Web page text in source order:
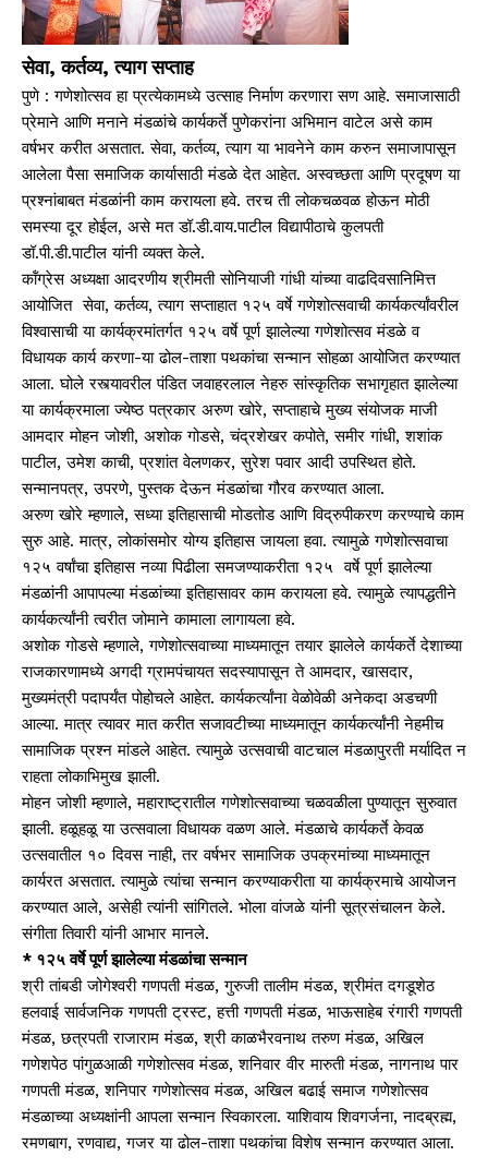
सेवा, कर्तव्य, त्याग सप्ताह
पुणे : गणेशोत्सव हा प्रत्येकामध्ये उत्साह निर्माण करणारा सण आहे. समाजासाठी
प्रेमाने आणि मनाने मंडळांचे कार्यकर्ते पुणेकरांना अभिमान वाटेल असे काम
वर्षभर करीत असतात. सेवा, कर्तव्य, त्याग या भावनेने काम करुन समाजापासून
आलेला पैसा समाजिक कार्यासाठी मंडळे देत आहेत. अस्वच्छता आणि प्रदूषण या
प्रश्नांबाबत मंडळांनी काम करायला हवे. तरच ती लोकचळवळ होऊन मोठी
समस्या दूर होईल, असे मत डॉ.डी.वाय.पाटील विद्यापीठाचे कुलपती
डॉ.पी.डी.पाटील यांनी व्यक्त केले.
कॉंग्रेस अध्यक्षा आदरणीय श्रीमती सोनियाजी गांधी यांच्या वाढदिवसानिमित्त
आयोजित सेवा, कर्तव्य, त्याग सप्ताहात १२५ वर्षे गणेशोत्सवाची कार्यकर्त्यांवरील
विश्वासाची या कार्यक्रमांतर्गत १२५ वर्षे पूर्ण झालेल्या गणेशोत्सव मंडळे व
विधायक कार्य करणा-या ढोल-ताशा पथकांचा सन्मान सोहळा आयोजित करण्यात
आला. घोले रस्त्यावरील पंडित जवाहरलाल नेहरु सांस्कृतिक सभागृहात झालेल्या
या कार्यक्रमाला ज्येष्ठ पत्रकार अरुण खोरे, सप्ताहाचे मुख्य संयोजक माजी
आमदार मोहन जोशी, अशोक गोडसे, चंद्रशेखर कपोते, समीर गांधी, शशांक
पाटील, उमेश काची, प्रशांत वेलणकर, सुरेश पवार आदी उपस्थित होते.
सन्मानपत्र, उपरणे, पुस्तक देऊन मंडळांचा गौरव करण्यात आला.
अरुण खोरे म्हणाले, सध्या इतिहासाची मोडतोड आणि विद्रुपीकरण करण्याचे काम
सुरु आहे. मात्र, लोकांसमोर योग्य इतिहास जायला हवा. त्यामुळे गणेशोत्सवाचा
१२५ वर्षांचा इतिहास नव्या पिढीला समजण्याकरीता १२५ वर्षे पूर्ण झालेल्या
मंडळांनी आपापल्या मंडळांच्या इतिहासावर काम करायला हवे. त्यामुळे त्यापद्धतीने
कार्यकर्त्यांनी त्वरीत जोमाने कामाला लागायला हवे.
अशोक गोडसे म्हणाले, गणेशोत्सवाच्या माध्यमातून तयार झालेले कार्यकर्ते देशाच्या
राजकारणामध्ये अगदी ग्रामपंचायत सदस्यापासून ते आमदार, खासदार,
मुख्यमंत्री पदापर्यंत पोहोचले आहेत. कार्यकर्त्यांना वेळोवेळी अनेकदा अडचणी
आल्या. मात्र त्यावर मात करीत सजावटीच्या माध्यमातून कार्यकर्त्यांनी नेहमीच
सामाजिक प्रश्न मांडले आहेत. त्यामुळे उत्सवाची वाटचाल मंडळापुरती मर्यादित न
राहता लोकाभिमुख झाली.
मोहन जोशी म्हणाले, महाराष्ट्रातील गणेशोत्सवाच्या चळवळीला पुण्यातून सुरुवात
झाली. हळूहळू या उत्सवाला विधायक वळण आले. मंडळाचे कार्यकर्ते केवळ
उत्सवातील १० दिवस नाही, तर वर्षभर सामाजिक उपक्रमांच्या माध्यमातून
कार्यरत असतात. त्यामुळे त्यांचा सन्मान करण्याकरीता या कार्यक्रमाचे आयोजन
करण्यात आले, असेही त्यांनी सांगितले. भोला वांजळे यांनी सूत्रसंचालन केले.
संगीता तिवारी यांनी आभार मानले.
* १२५ वर्षे पूर्ण झालेल्या मंडळांचा सन्मान
श्री तांबडी जोगेश्वरी गणपती मंडळ, गुरुजी तालीम मंडळ, श्रीमंत दगडूशेठ
हलवाई सार्वजनिक गणपती ट्रस्ट, हत्ती गणपती मंडळ, भाऊसाहेब रंगारी गणपती
मंडळ, छत्रपती राजाराम मंडळ, श्री काळभैरवनाथ तरुण मंडळ, अखिल
गणेशपेठ पांगुळआळी गणेशोत्सव मंडळ, शनिवार वीर मारुती मंडळ, नागनाथ पार
गणपती मंडळ, शनिपार गणेशोत्सव मंडळ, अखिल बढाई समाज गणेशोत्सव
मंडळाच्या अध्यक्षांनी आपला सन्मान स्विकारला. याशिवाय शिवगर्जना, नादब्रह्म,
रमणबाग, रणवाद्य, गजर या ढोल-ताशा पथकांचा विशेष सन्मान करण्यात आला.